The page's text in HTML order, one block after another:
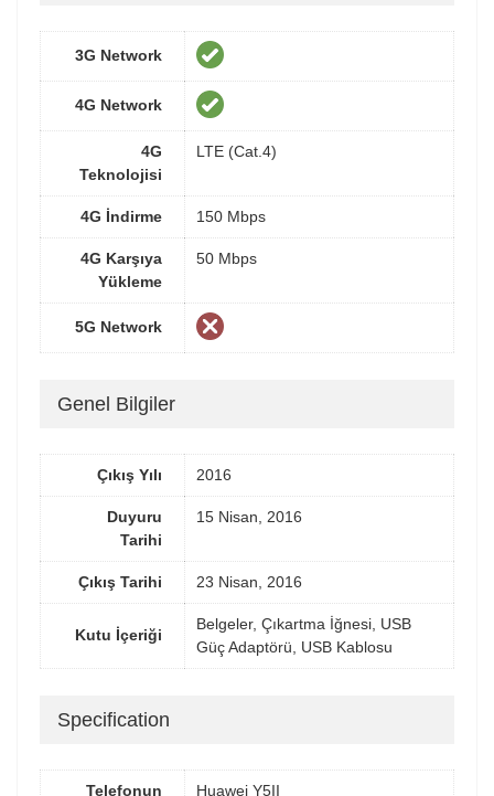
3G Network
4G Network
4G
Teknolojisi
LTE (Cat.4)
4G İndirme 150 Mbps
4G Karşıya
Yükleme
50 Mbps
5G Network
Genel Bilgiler
Çıkış Yılı 2016
Duyuru
Tarihi
15 Nisan, 2016
Çıkış Tarihi 23 Nisan, 2016
Kutu İçeriği
Belgeler, Çıkartma İğnesi, USB
Güç Adaptörü, USB Kablosu
Specification
Telefonun Huawei Y5II